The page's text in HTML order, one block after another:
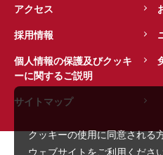
アクセス
採用情報
個人情報の保護及びクッキ
ーに関するご説明
サイトマップ
クッキーの使用に同意される
ウェブサイトをご利用ください